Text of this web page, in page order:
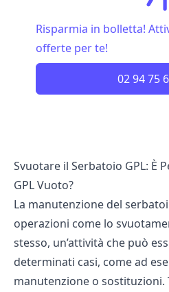
Risparmia in bolletta!
offerte per te!
02 94 75
Svuotare il Serbatoio GPL: È
GPL Vuoto?
La manutenzione del
operazioni come lo
stesso, un’attività che può
determinati casi, come ad
manutenzione o